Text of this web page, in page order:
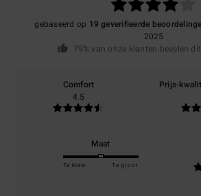
gebaseerd op 19 geverifieerde
2025
79% van onze klanten bevelen
Comfort
4.5
Prijs-
Maat
Te klein Te groot